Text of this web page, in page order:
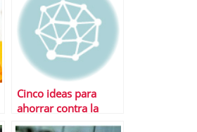
Cinco ideas para
ahorrar contra la
inflaciÃ³n